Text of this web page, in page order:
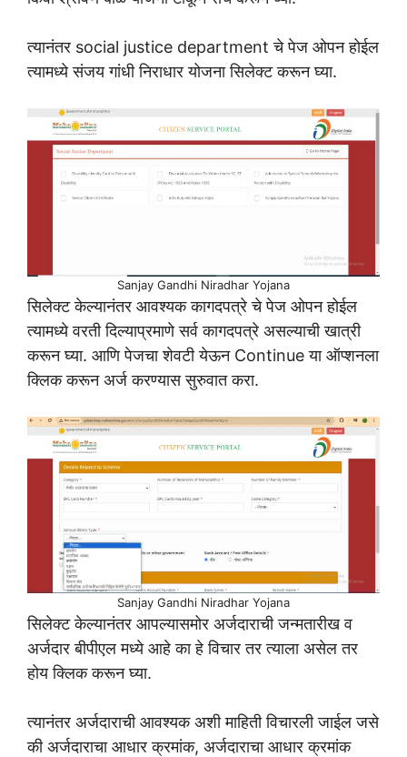
त्यानंतर social justice department चे पेज ओपन होईल
त्यामध्ये संजय गांधी निराधार योजना सिलेक्ट करून घ्या.
Sanjay Gandhi Niradhar Yojana
सिलेक्ट केल्यानंतर आवश्यक कागदपत्रे चे पेज ओपन होईल
त्यामध्ये वरती दिल्याप्रमाणे सर्व कागदपत्रे असल्याची खात्री
करून घ्या. आणि पेजचा शेवटी येऊन Continue या ऑप्शनला
क्लिक करून अर्ज करण्यास सुरुवात करा.
Sanjay Gandhi Niradhar Yojana
सिलेक्ट केल्यानंतर आपल्यासमोर अर्जदाराची जन्मतारीख व
अर्जदार बीपीएल मध्ये आहे का हे विचार तर त्याला असेल तर
होय क्लिक करून घ्या.
त्यानंतर अर्जदाराची आवश्यक अशी माहिती विचारली जाईल जसे
की अर्जदाराचा आधार क्रमांक, अर्जदाराचा आधार क्रमांक